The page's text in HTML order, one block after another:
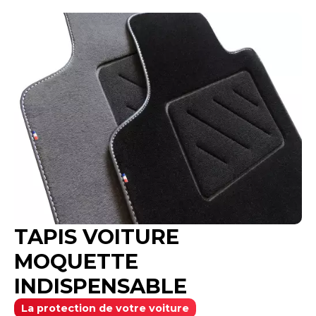
Système de fixations inclus si prévus à l'origine
Personnalisation par Broderies possible
TAPIS VOITURE
MOQUETTE
INDISPENSABLE
La protection de votre voiture